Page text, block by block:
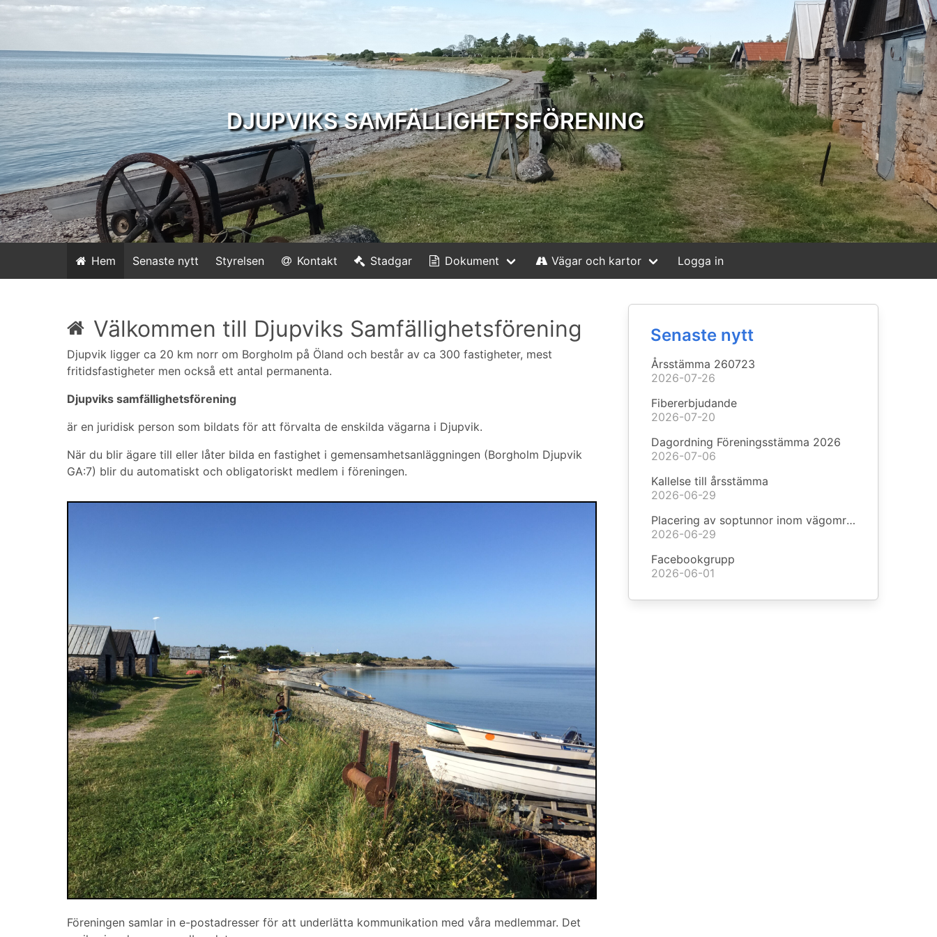
DJUPVIKS SAMFÄLLIGHETSFÖRENING
Hem Senaste nytt Styrelsen Kontakt Stadgar Dokument Vägar och kartor Logga in
Välkommen till Djupviks Samfällighetsförening
Djupvik ligger ca 20 km norr om Borgholm på Öland och består av ca 300 fastigheter, mest
fritidsfastigheter men också ett antal permanenta.
Djupviks samfällighetsförening
är en juridisk person som bildats för att förvalta de enskilda vägarna i Djupvik.
När du blir ägare till eller låter bilda en fastighet i gemensamhetsanläggningen (Borgholm Djupvik
GA:7) blir du automatiskt och obligatoriskt medlem i föreningen.
Föreningen samlar in e-postadresser för att underlätta kommunikation med våra medlemmar. Det
Senaste nytt
Årsstämma 260723
2026-07-26
Fibererbjudande
2026-07-20
Dagordning Föreningsstämma 2026
2026-07-06
Kallelse till årsstämma
2026-06-29
Placering av soptunnor inom vägområden
2026-06-29
Facebookgrupp
2026-06-01